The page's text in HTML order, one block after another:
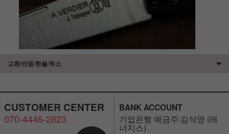
교환/반품/환불/취소
CUSTOMER CENTER
070-4446-2823
BANK ACCOUNT
기업은행 예금주:김석영 (레
너지스)